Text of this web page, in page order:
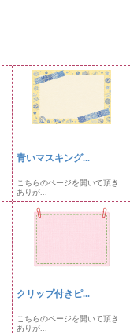
青いマスキング...
こちらのページを開いて頂き
ありが...
クリップ付きピ...
こちらのページを開いて頂き
ありが...